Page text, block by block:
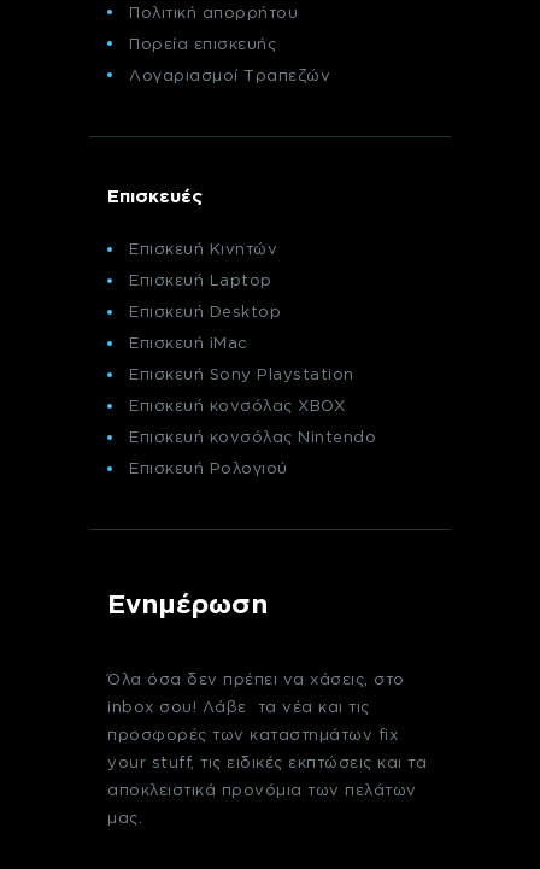
Πολιτική απορρήτου
Πορεία επισκευής
Λογαριασμοί Τραπεζών
Επισκευές
Επισκευή Κινητών
Επισκευή Laptop
Επισκευή Desktop
Επισκευή iMac
Επισκευή Sony Playstation
Επισκευή κονσόλας XBOX
Επισκευή κονσόλας Nintendo
Επισκευή Ρολογιού
Ενημέρωση
Όλα όσα δεν πρέπει να χάσεις, στο
inbox σου! Λάβε τα νέα και τις
προσφορές των καταστημάτων fix
your stuff, τις ειδικές εκπτώσεις και τα
αποκλειστικά προνόμια των πελάτων
μας.